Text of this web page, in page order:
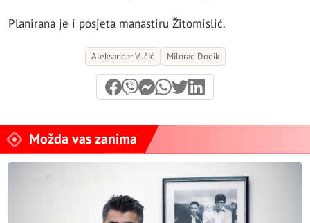
Planirana je i posjeta manastiru Žitomislić.
Aleksandar Vučić Milorad Dodik
Možda vas zanima